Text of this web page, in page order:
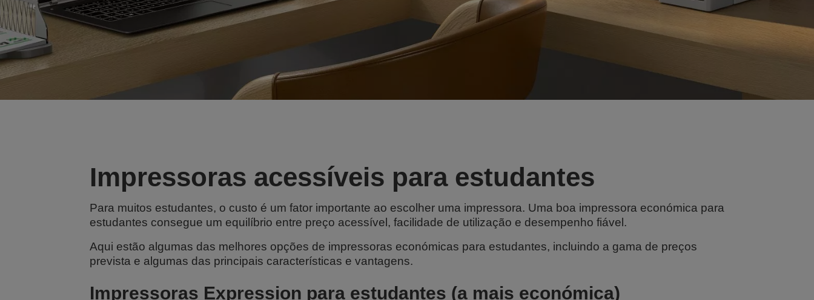
Impressoras acessíveis para estudantes
Para muitos estudantes, o custo é um fator importante ao escolher uma impressora. Uma boa impressora económica para
estudantes consegue um equilíbrio entre preço acessível, facilidade de utilização e desempenho fiável.
Aqui estão algumas das melhores opções de impressoras económicas para estudantes, incluindo a gama de preços
prevista e algumas das principais características e vantagens.
Impressoras Expression para estudantes (a mais económica)